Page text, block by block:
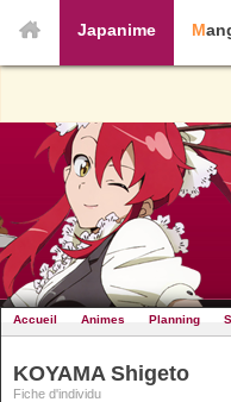
Japanime
Accueil Animes Planning
KOYAMA Shigeto
Fiche d'individu